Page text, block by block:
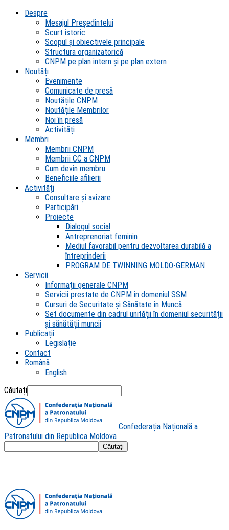
Despre
Mesajul Președintelui
Scurt istoric
Scopul şi obiectivele principale
Structura organizatorică
CNPM pe plan intern şi pe plan extern
Noutăți
Evenimente
Comunicate de presă
Noutățile CNPM
Noutățile Membrilor
Noi în presă
Activități
Membri
Membrii CNPM
Membrii CC a CNPM
Cum devin membru
Beneficiile afilierii
Activități
Consultare și avizare
Participări
Proiecte
Dialogul social
Antreprenoriat feminin
Mediul favorabil pentru dezvoltarea durabilă a
întreprinderii
PROGRAM DE TWINNING MOLDO-GERMAN
Servicii
Informații generale CNPM
Servicii prestate de CNPM in domeniul SSM
Cursuri de Securitate și Sănătate în Muncă
Set documente din cadrul unității în domeniul securității
și sănătății muncii
Publicații
Legislație
Contact
Română
English
Căutați
Confederația Națională a
Patronatului din Republica Moldova